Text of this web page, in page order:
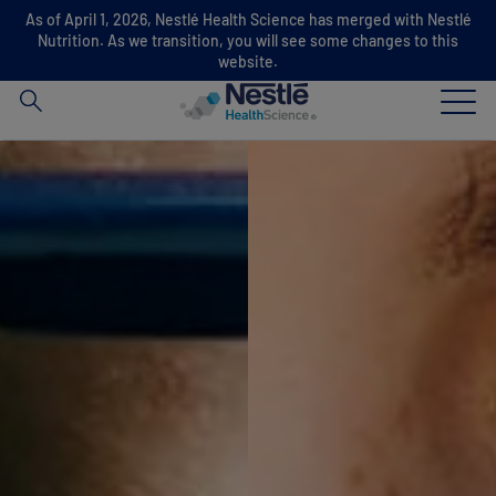
As of April 1, 2026, Nestlé Health Science has merged with Nestlé
Nutrition. As we transition, you will see some changes to this
website.
Skip to main content
Zoek
Onze Organisatie